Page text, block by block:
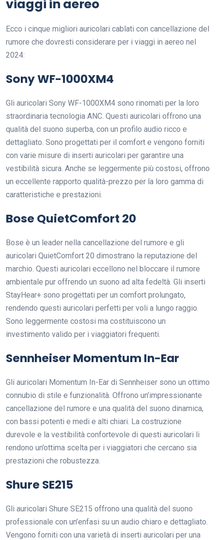
viaggi in aereo
Ecco i cinque migliori auricolari cablati con cancellazione del
rumore che dovresti considerare per i viaggi in aereo nel
2024:
Sony WF-1000XM4
Gli auricolari Sony WF-1000XM4 sono rinomati per la loro
straordinaria tecnologia ANC. Questi auricolari offrono una
qualità del suono superba, con un profilo audio ricco e
dettagliato. Sono progettati per il comfort e vengono forniti
con varie misure di inserti auricolari per garantire una
vestibilità sicura. Anche se leggermente più costosi, offrono
un eccellente rapporto qualità-prezzo per la loro gamma di
caratteristiche e prestazioni.
Bose QuietComfort 20
Bose è un leader nella cancellazione del rumore e gli
auricolari QuietComfort 20 dimostrano la reputazione del
marchio. Questi auricolari eccellono nel bloccare il rumore
ambientale pur offrendo un suono ad alta fedeltà. Gli inserti
StayHear+ sono progettati per un comfort prolungato,
rendendo questi auricolari perfetti per voli a lungo raggio.
Sono leggermente costosi ma costituiscono un
investimento valido per i viaggiatori frequenti.
Sennheiser Momentum In-Ear
Gli auricolari Momentum In-Ear di Sennheiser sono un ottimo
connubio di stile e funzionalità. Offrono un’impressionante
cancellazione del rumore e una qualità del suono dinamica,
con bassi potenti e medi e alti chiari. La costruzione
durevole e la vestibilità confortevole di questi auricolari li
rendono un’ottima scelta per i viaggiatori che cercano sia
prestazioni che robustezza.
Shure SE215
Gli auricolari Shure SE215 offrono una qualità del suono
professionale con un’enfasi su un audio chiaro e dettagliato.
Vengono forniti con una varietà di inserti auricolari per una